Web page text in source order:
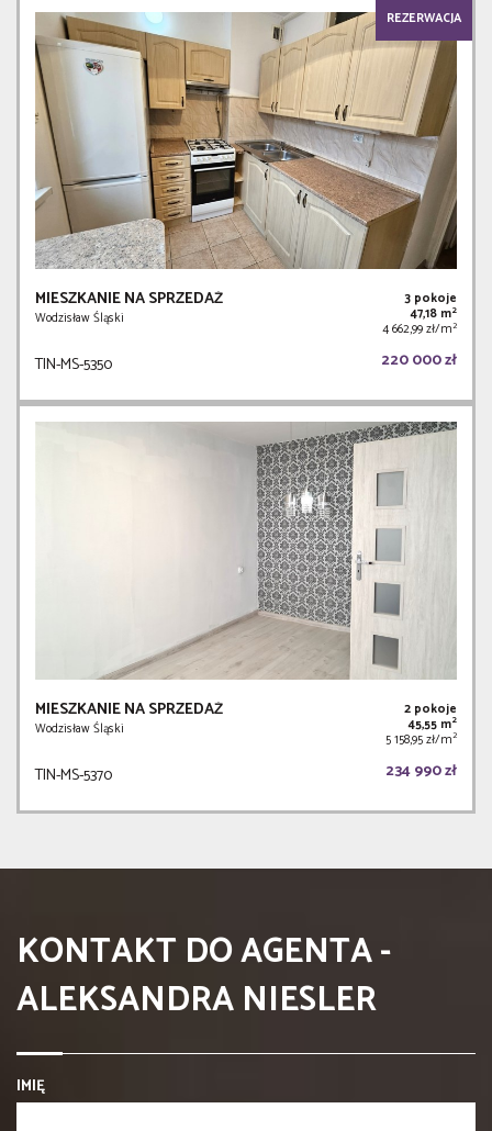
REZERWACJA
MIESZKANIE NA SPRZEDAŻ
Wodzisław Śląski
3 pokoje
47,18 m2
4 662,99 zł/m2
TIN-MS-5350 220 000 zł
MIESZKANIE NA SPRZEDAŻ
Wodzisław Śląski
2 pokoje
45,55 m2
5 158,95 zł/m2
TIN-MS-5370 234 990 zł
KONTAKT DO AGENTA -
ALEKSANDRA NIESLER
IMIĘ